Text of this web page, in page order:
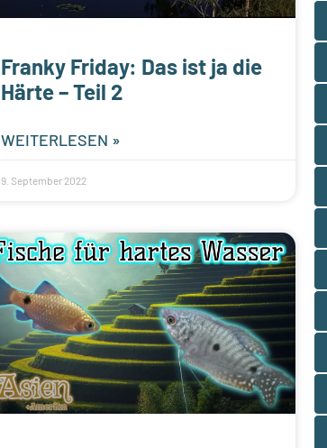
Franky Friday: Das ist ja die
Härte – Teil 2
WEITERLESEN »
9. September 2022